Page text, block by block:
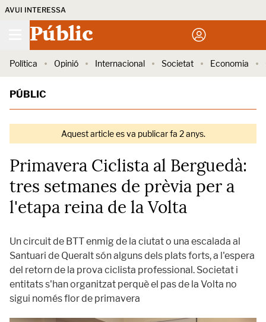
AVUI INTERESSA
Públic
Política Opinió Internacional Societat Economia
PÚBLIC
Aquest article es va publicar fa 2 anys.
Primavera Ciclista al Berguedà:
tres setmanes de prèvia per a
l'etapa reina de la Volta
Un circuit de BTT enmig de la ciutat o una escalada al
Santuari de Queralt són alguns dels plats forts, a l'espera
del retorn de la prova ciclista professional. Societat i
entitats s'han organitzat perquè el pas de la Volta no
sigui només flor de primavera